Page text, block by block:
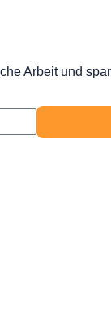
Arbeit und